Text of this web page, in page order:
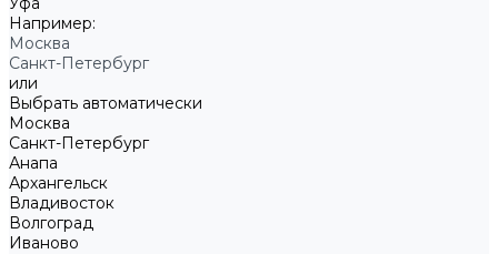
Например:
Москва
Санкт-Петербург
или
Выбрать автоматически
Москва
Санкт-Петербург
Анапа
Архангельск
Владивосток
Волгоград
Иваново